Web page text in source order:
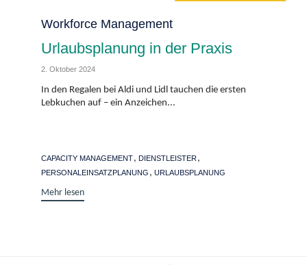
Category
Workforce Management
Urlaubsplanung in der Praxis
2. Oktober 2024
In den Regalen bei Aldi und Lidl tauchen die ersten
Lebkuchen auf – ein Anzeichen...
Tags
CAPACITY MANAGEMENT, DIENSTLEISTER,
PERSONALEINSATZPLANUNG , URLAUBSPLANUNG
Mehr lesen